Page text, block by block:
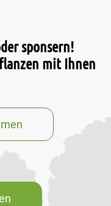
sponsern!
mit Ihnen